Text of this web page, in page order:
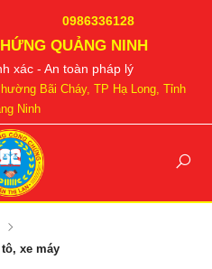
0986336128
QUẢNG NINH
xác - An toàn pháp lý
Bãi Cháy, TP Hạ Long, Tỉnh
Ninh
xe máy